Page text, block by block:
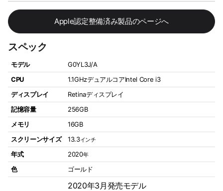
Apple認定整備済み製品のページへ
スペック
モデル
G0YL3J/A
CPU
1.1GHzデュアルコアIntel Core i3
ディスプレイ
Retinaディスプレイ
記憶容量
256GB
メモリ
16GB
スクリーンサイズ
13.3インチ
年式 2020年
色 ゴールド
2020年3月発売モデル